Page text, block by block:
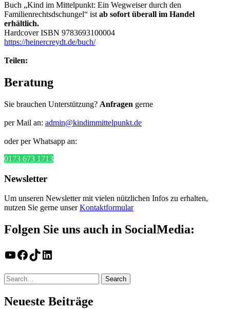
Buch „Kind im Mittelpunkt: Ein Wegweiser durch den
Familienrechtsdschungel“ ist ab sofort überall im Handel
erhältlich.
Hardcover ISBN 9783693100004
https://heinercreydt.de/buch/
Teilen:
Beratung
Sie brauchen Unterstützung? Anfragen gerne
per Mail an: admin@kindimmittelpunkt.de
oder per Whatsapp an:
0173 673 1713
Newsletter
Um unseren Newsletter mit vielen nützlichen Infos zu erhalten,
nutzen Sie gerne unserKontaktformular
Folgen Sie uns auch in SocialMedia:
YouTube
Facebook
TikTokLinkedIn
Neueste Beiträge